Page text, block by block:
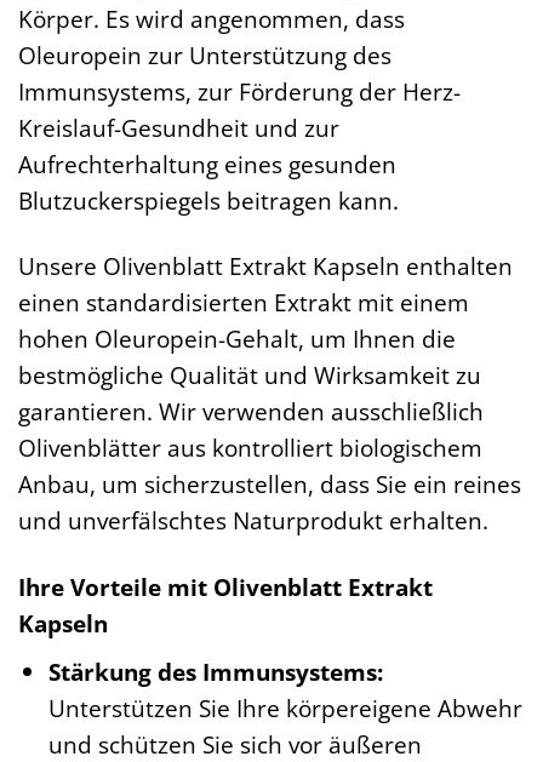
Körper. Es wird angenommen, dass
Oleuropein zur Unterstützung des
Immunsystems, zur Förderung der Herz-
Kreislauf-Gesundheit und zur
Aufrechterhaltung eines gesunden
Blutzuckerspiegels beitragen kann.
Unsere Olivenblatt Extrakt Kapseln enthalten
einen standardisierten Extrakt mit einem
hohen Oleuropein-Gehalt, um Ihnen die
bestmögliche Qualität und Wirksamkeit zu
garantieren. Wir verwenden ausschließlich
Olivenblätter aus kontrolliert biologischem
Anbau, um sicherzustellen, dass Sie ein reines
und unverfälschtes Naturprodukt erhalten.
Ihre Vorteile mit Olivenblatt Extrakt
Kapseln
Stärkung des Immunsystems:
Unterstützen Sie Ihre körpereigene Abwehr
und schützen Sie sich vor äußeren